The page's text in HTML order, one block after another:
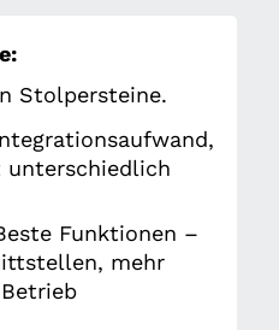
Stolpersteine.
unterschiedlich
Funktionen –
mehr